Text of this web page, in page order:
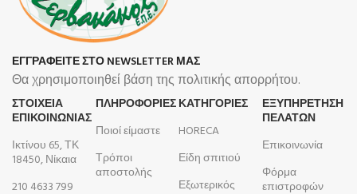
ΕΓΓΡΑΦΕΙΤΕ ΣΤΟ NEWSLETTER ΜΑΣ
Θα χρησιμοποιηθεί βάση της πολιτικής απορρήτου.
ΣΤΟΙΧΕΙΑ
ΕΠΙΚΟΙΝΩΝΙΑΣ
Ικτίνου 65, ΤΚ
18450, Νίκαια
210 4633 799
ΠΛΗΡΟΦΟΡΊΕΣ
Ποιοί είμαστε
Τρόποι
αποστολής
ΚΑΤΗΓΟΡΙΕΣ
HORECA
Είδη σπιτιού
Εξωτερικός
ΕΞΥΠΗΡΕΤΗΣΗ
ΠΕΛΑΤΩΝ
Επικοινωνία
Φόρμα
επιστροφών